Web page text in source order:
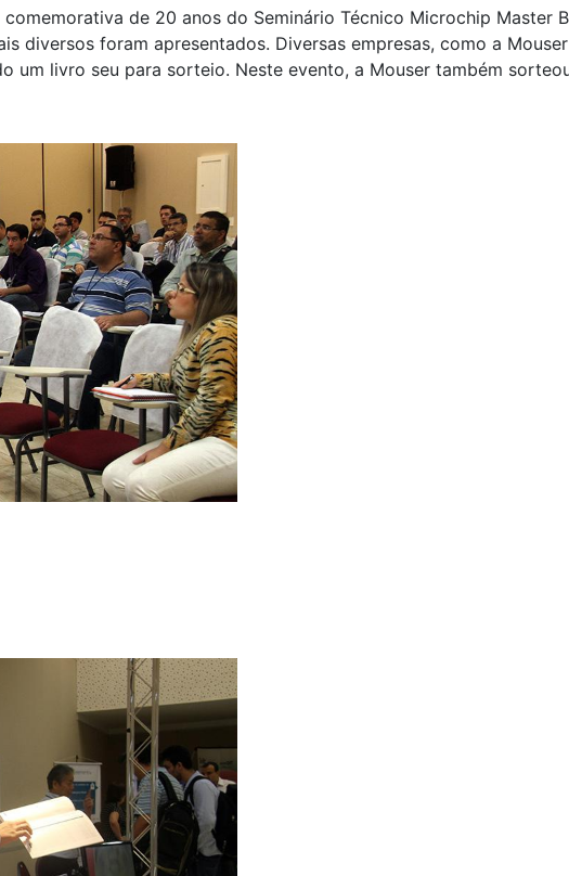
de 20 anos do Seminário Técnico Microchip Master
diversos foram apresentados. Diversas empresas, como a
um livro seu para sorteio. Neste evento, a Mouser também